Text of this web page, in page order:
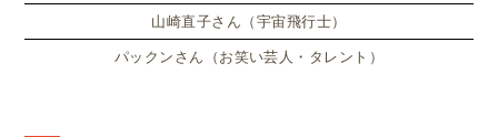
山崎直子さん（宇宙飛行士）
パックンさん（お笑い芸人・タレント）